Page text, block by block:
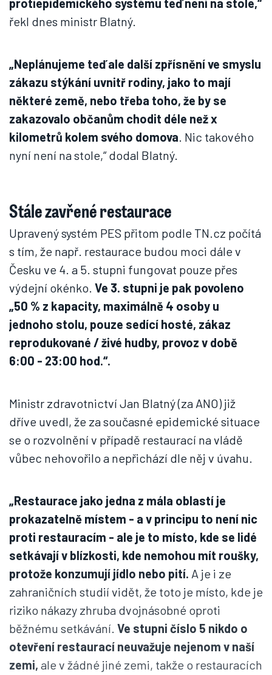
protiepidemického systému teď není na stole,“
řekl dnes ministr Blatný.
„Neplánujeme teď ale další zpřísnění ve smyslu
zákazu stýkání uvnitř rodiny, jako to mají
některé země, nebo třeba toho, že by se
zakazovalo občanům chodit déle než x
kilometrů kolem svého domova. Nic takového
nyní není na stole,“ dodal Blatný.
Stále zavřené restaurace
Upravený systém PES přitom podle TN.cz počítá
s tím, že např. restaurace budou moci dále v
Česku ve 4. a 5. stupni fungovat pouze přes
výdejní okénko. Ve 3. stupni je pak povoleno
„50 % z kapacity, maximálně 4 osoby u
jednoho stolu, pouze sedící hosté, zákaz
reprodukované / živé hudby, provoz v době
6:00 - 23:00 hod.“.
Ministr zdravotnictví Jan Blatný (za ANO) již
dříve uvedl, že za současné epidemické situace
se o rozvolnění v případě restaurací na vládě
vůbec nehovořilo a nepřichází dle něj v úvahu.
„Restaurace jako jedna z mála oblastí je
prokazatelně místem - a v principu to není nic
proti restauracím - ale je to místo, kde se lidé
setkávají v blízkosti, kde nemohou mít roušky,
protože konzumují jídlo nebo pití. A je i ze
zahraničních studií vidět, že toto je místo, kde je
riziko nákazy zhruba dvojnásobné oproti
běžnému setkávání. Ve stupni číslo 5 nikdo o
otevření restaurací neuvažuje nejenom v naší
zemi, ale v žádné jiné zemi, takže o restauracích